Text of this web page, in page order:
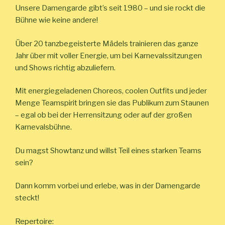
Unsere Damengarde gibt’s seit 1980 – und sie rockt die
Bühne wie keine andere!
Über 20 tanzbegeisterte Mädels trainieren das ganze
Jahr über mit voller Energie, um bei Karnevalssitzungen
und Shows richtig abzuliefern.
Mit energiegeladenen Choreos, coolen Outfits und jeder
Menge Teamspirit bringen sie das Publikum zum Staunen
– egal ob bei der Herrensitzung oder auf der großen
Karnevalsbühne.
Du magst Showtanz und willst Teil eines starken Teams
sein?
Dann komm vorbei und erlebe, was in der Damengarde
steckt!
Repertoire: